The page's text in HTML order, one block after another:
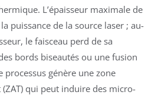
L’épaisseur maximale de
puissance de la source laser ; au-
le faisceau perd de sa
bords biseautés ou une fusion
processus génère une zone
qui peut induire des micro-